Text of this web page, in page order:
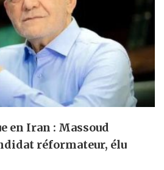
en Iran : Massoud
réformateur, élu